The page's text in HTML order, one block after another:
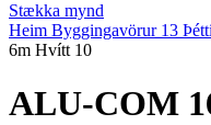
Stækka mynd
Heim Byggingavörur 13
6m Hvítt 10
ALU-COM